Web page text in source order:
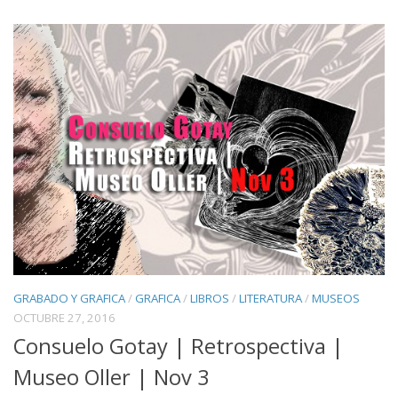
GRABADO Y GRAFICA/ GRAFICA/LIBROS /LITERATURA/MUSEOS
OCTUBRE 27, 2016
Consuelo Gotay | Retrospectiva |
Museo Oller | Nov 3